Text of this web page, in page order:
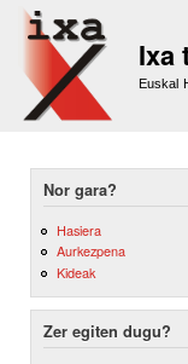
Ixa
Euskal
Nor gara?
Hasiera
Aurkezpena
Kideak
Zer egiten dugu?